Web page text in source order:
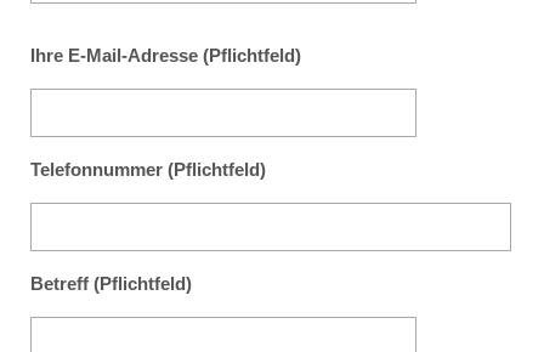
Ihre E-Mail-Adresse (Pflichtfeld)
Telefonnummer (Pflichtfeld)
Betreff (Pflichtfeld)